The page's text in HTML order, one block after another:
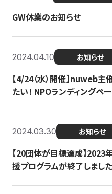
GW休業のお知らせ
2024.04.10 お知らせ
【4/24（水）開催】nuweb主
たい！ NPOランディングペ
2024.03.30 お知らせ
【20団体が目標達成】
援プログラムが終了しました